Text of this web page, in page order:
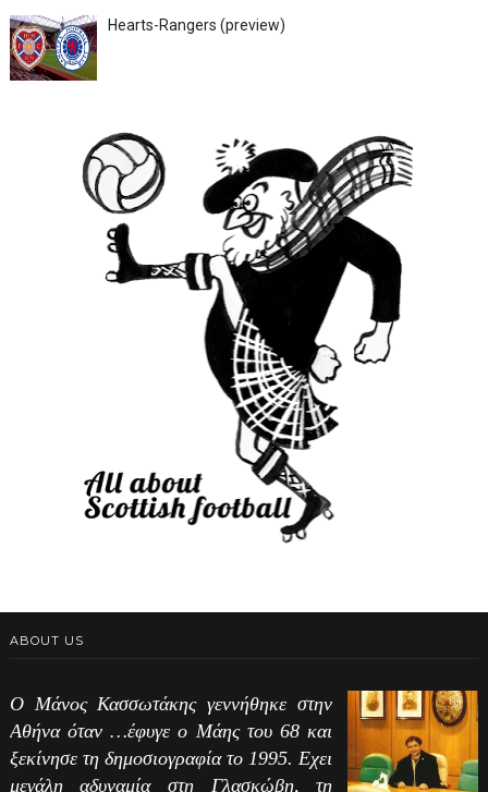
Hearts-Rangers (preview)
ABOUT US
Ο Μάνος Κασσωτάκης γεννήθηκε στην
Αθήνα όταν …έφυγε ο Μάης του 68 και
ξεκίνησε τη δημοσιογραφία το 1995. Εχει
μεγάλη αδυναμία στη Γλασκώβη, τη